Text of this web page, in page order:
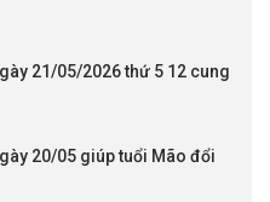
21/05/2026 thứ 5 12 cung
20/05 giúp tuổi Mão đổi